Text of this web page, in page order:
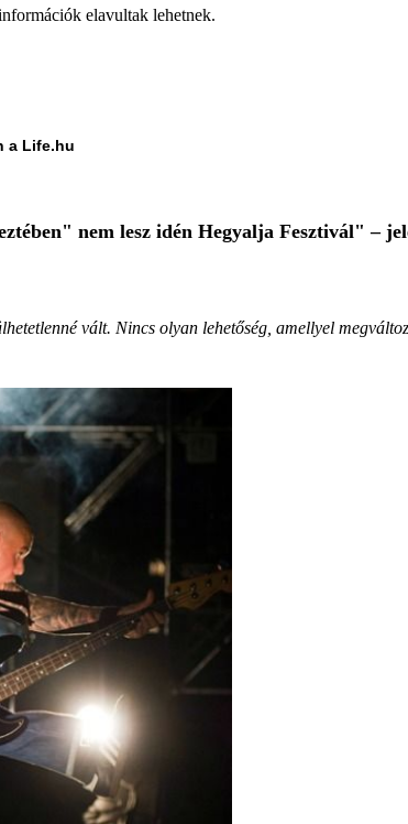
elavultak lehetnek.
a Life.hu
nem lesz idén Hegyalja Fesztivál" –
vált. Nincs olyan lehetőség, amellyel